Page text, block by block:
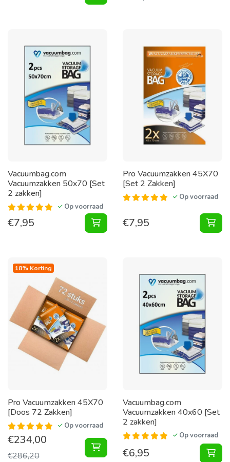
Vacuumbag.com
Vacuumzakken 50x70 [Set
2 zakken]
Op voorraad
€7,95 Vacuumzakken 50x70 [Set 2
Pro Vacuumzakken 45X70
[Set 2 Zakken]
Op voorraad
€7,95
18% Korting
Pro Vacuumzakken 45X70
[Doos 72 Zakken]
Op voorraad
€234,00
€286,20
Vacuumzakken 45X70 [Doos 72
Vacuumbag.com
Vacuumzakken 40x60 [Set
2 zakken]
Op voorraad
€6,95